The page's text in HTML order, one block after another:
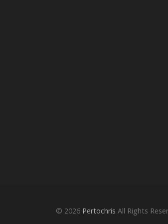
© 2026 Pertochris All Rights